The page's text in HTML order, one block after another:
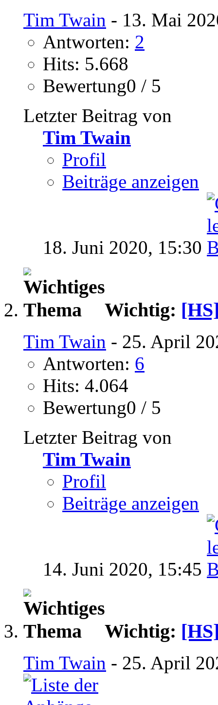
Tim Twain - 13. Mai
Antworten: 2
Hits: 5.668
Bewertung0 / 5
Letzter Beitrag von
Tim Twain
Profil
Beiträge anzeigen
18. Juni 2020, 15:30
Wichtig:
Tim Twain - 25. April
Antworten: 6
Hits: 4.064
Bewertung0 / 5
Letzter Beitrag von
Tim Twain
Profil
Beiträge anzeigen
14. Juni 2020, 15:45
Wichtig:
Tim Twain - 25. April